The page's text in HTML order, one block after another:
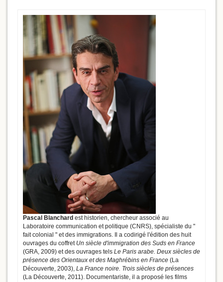
Pascal Blanchard est historien, chercheur associé au
Laboratoire communication et politique (CNRS), spécialiste du "
fait colonial " et des immigrations. Il a codirigé l'édition des huit
ouvrages du coffret Un siècle d'immigration des Suds en France
(GRA, 2009) et des ouvrages tels Le Paris arabe. Deux siècles de
présence des Orientaux et des Maghrébins en France (La
Découverte, 2003), La France noire. Trois siècles de présences
(La Découverte, 2011). Documentariste, il a proposé les films